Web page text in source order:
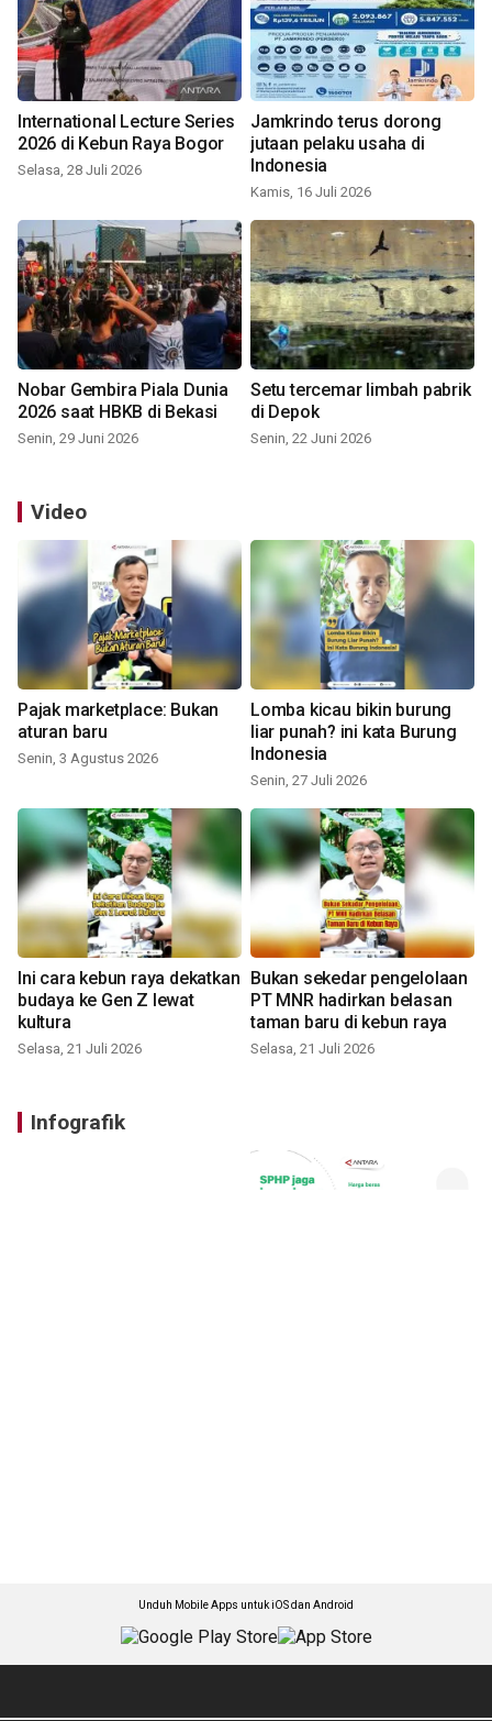
International Lecture Series
2026 di Kebun Raya Bogor
Selasa, 28 Juli 2026
Jamkrindo terus dorong
jutaan pelaku usaha di
Indonesia
Kamis, 16 Juli 2026
Nobar Gembira Piala Dunia
2026 saat HBKB di Bekasi
Senin, 29 Juni 2026
Setu tercemar limbah pabrik
di Depok
Senin, 22 Juni 2026
Video
Pajak marketplace: Bukan
aturan baru
Senin, 3 Agustus 2026
Lomba kicau bikin burung
liar punah? ini kata Burung
Indonesia
Senin, 27 Juli 2026
Ini cara kebun raya dekatkan
budaya ke Gen Z lewat
kultura
Selasa, 21 Juli 2026
Bukan sekedar pengelolaan
PT MNR hadirkan belasan
taman baru di kebun raya
Selasa, 21 Juli 2026
Infografik
Unduh Mobile Apps untuk iOS dan Android